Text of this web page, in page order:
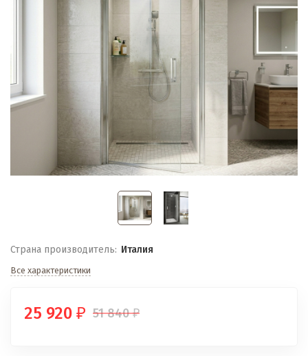
Страна производитель: Италия
Все характеристики
25 920 ₽ 51 840₽